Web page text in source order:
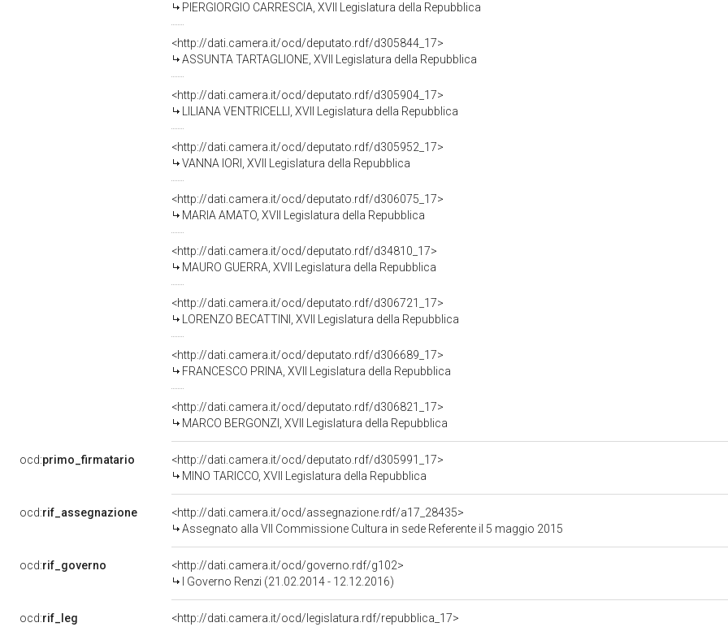
PIERGIORGIO CARRESCIA, XVII Legislatura della Repubblica
<http://dati.camera.it/ocd/deputato.rdf/d305844_17>
ASSUNTA TARTAGLIONE, XVII Legislatura della Repubblica
<http://dati.camera.it/ocd/deputato.rdf/d305904_17>
LILIANA VENTRICELLI, XVII Legislatura della Repubblica
<http://dati.camera.it/ocd/deputato.rdf/d305952_17>
VANNA IORI, XVII Legislatura della Repubblica
<http://dati.camera.it/ocd/deputato.rdf/d306075_17>
MARIA AMATO, XVII Legislatura della Repubblica
<http://dati.camera.it/ocd/deputato.rdf/d34810_17>
MAURO GUERRA, XVII Legislatura della Repubblica
<http://dati.camera.it/ocd/deputato.rdf/d306721_17>
LORENZO BECATTINI, XVII Legislatura della Repubblica
<http://dati.camera.it/ocd/deputato.rdf/d306689_17>
FRANCESCO PRINA, XVII Legislatura della Repubblica
<http://dati.camera.it/ocd/deputato.rdf/d306821_17>
MARCO BERGONZI, XVII Legislatura della Repubblica
ocd:primo_firmatario
<http://dati.camera.it/ocd/deputato.rdf/d305991_17>
MINO TARICCO, XVII Legislatura della Repubblica
ocd:rif_assegnazione
<http://dati.camera.it/ocd/assegnazione.rdf/a17_28435>
Assegnato alla VII Commissione Cultura in sede Referente il 5 maggio 2015
ocd:rif_governo
<http://dati.camera.it/ocd/governo.rdf/g102>
I Governo Renzi (21.02.2014 - 12.12.2016)
ocd:rif_leg
<http://dati.camera.it/ocd/legislatura.rdf/repubblica_17>